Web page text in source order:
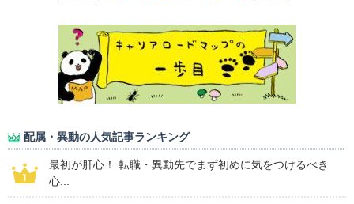
配属・異動の人気記事ランキング
最初が肝心！ 転職・異動先でまず初めに気をつけるべき
心...